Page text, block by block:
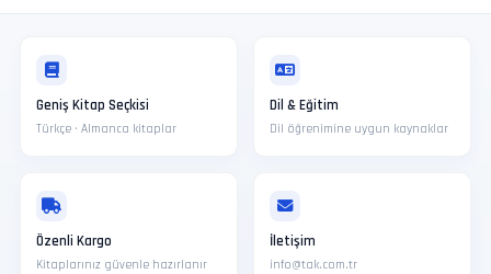
Geniş Kitap Seçkisi
Türkçe · Almanca kitaplar
Dil & Eğitim
Dil öğrenimine uygun kaynaklar
Özenli Kargo
Kitaplarınız güvenle hazırlanır
İletişim
info@tak.com.tr